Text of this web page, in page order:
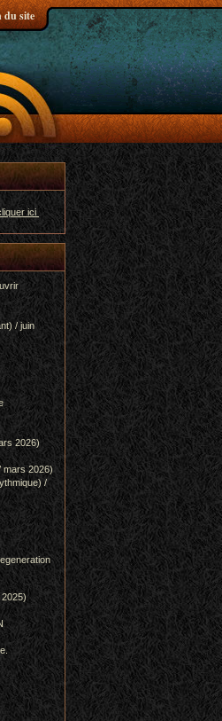
du site
ici
/ juin
2026)
mars 2026)
/